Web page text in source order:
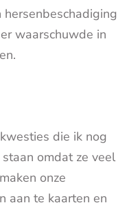
waarschuwde in
die ik nog
omdat ze veel
onze
aan te kaarten en